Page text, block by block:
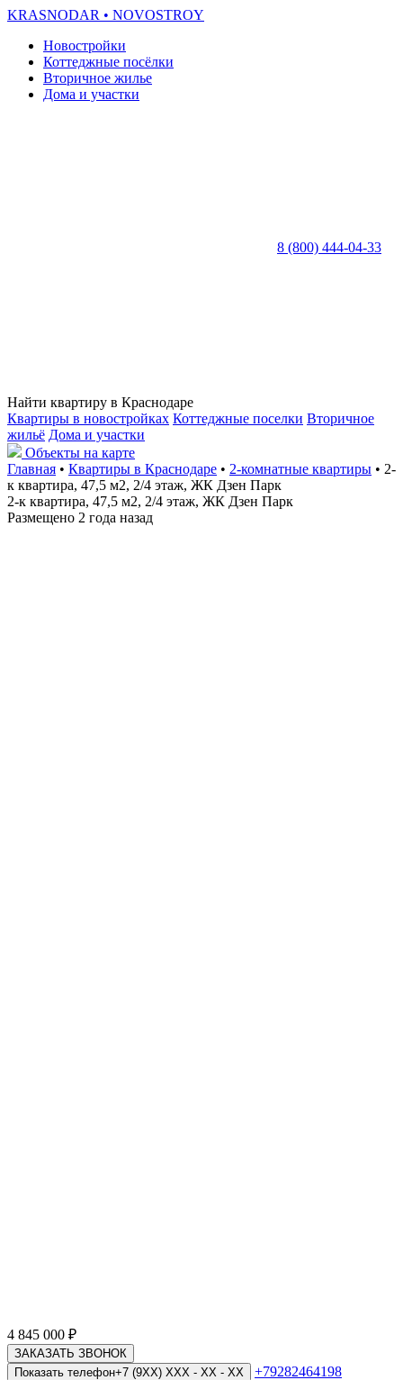
KRASNODAR • NOVOSTROY
Новостройки
Коттеджные посёлки
Вторичное жилье
Дома и участки
8 (800) 444-04-33
Найти квартиру в Краснодаре
Квартиры в новостройках Коттеджные поселки Вторичное
жильё Дома и участки
Объекты на карте
Главная • Квартиры в Краснодаре • 2-комнатные квартиры • 2-
к квартира, 47,5 м2, 2/4 этаж, ЖК Дзен Парк
2-к квартира, 47,5 м2, 2/4 этаж, ЖК Дзен Парк
Размещено 2 года назад
4 845 000 ₽
ЗАКАЗАТЬ ЗВОНОК
Показать телефон+7 (9XX) XXX - XX - XX +79282464198